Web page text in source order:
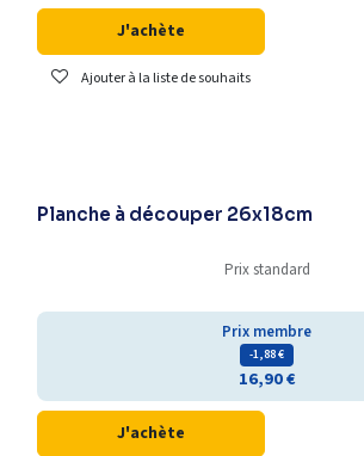
J'achète
Ajouter à la liste de souhaits
Planche à découper 26x18cm
Prix standard
Prix membre
- 1,88€
16,90€
J'achète